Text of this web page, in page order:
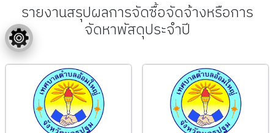
รายงานสรุปผลการจัดซื้อจัดจ้างหรือการ
จัดหาพัสดุประจำปี